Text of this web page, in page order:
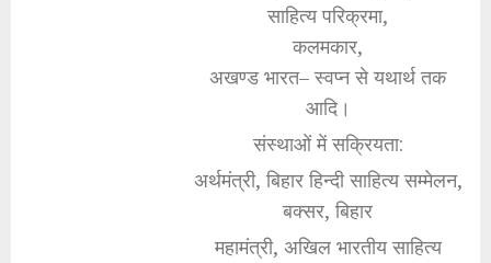
साहित्य परिक्रमा,
कलमकार,
अखण्ड भारत– स्वप्न से यथार्थ तक
आदि।
संस्थाओं में सक्रियता:
अर्थमंत्री, बिहार हिन्दी साहित्य सम्मेलन,
बक्सर, बिहार
महामंत्री, अखिल भारतीय साहित्य